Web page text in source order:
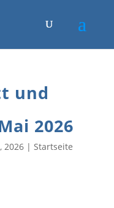
und
2026
2026| Startseite